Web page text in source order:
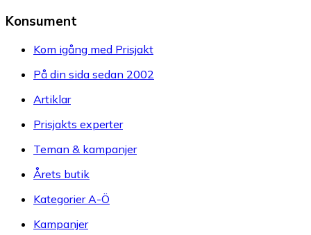
Konsument
Kom igång med Prisjakt
På din sida sedan 2002
Artiklar
Prisjakts experter
Teman & kampanjer
Årets butik
Kategorier A-Ö
Kampanjer